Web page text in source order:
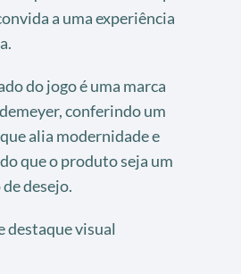
a uma experiência
do jogo é uma marca
conferindo um
alia modernidade e
que o produto seja um
desejo.
destaque visual